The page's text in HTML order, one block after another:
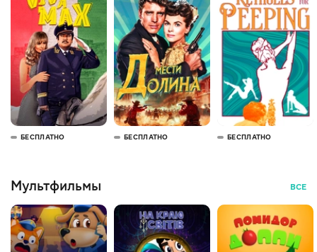
БЕСПЛАТНО БЕСПЛАТНО БЕСПЛАТНО
Мультфильмы ВСЕ